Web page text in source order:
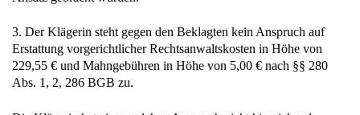
3. Der Klägerin steht gegen den Beklagten kein Anspruch auf
Erstattung vorgerichtlicher Rechtsanwaltskosten in Höhe von
229,55 € und Mahngebühren in Höhe von 5,00 € nach §§ 280
Abs. 1, 2, 286 BGB zu.
substantiiert dargelegt. Es fehlt an einem hinreichend konkreten